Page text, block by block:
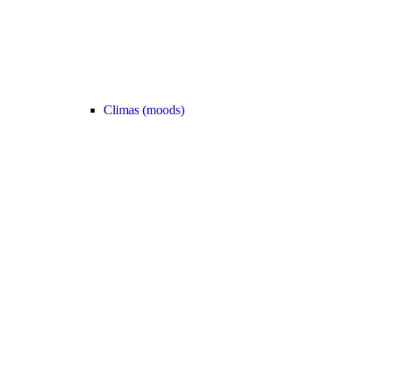
Climas (moods)